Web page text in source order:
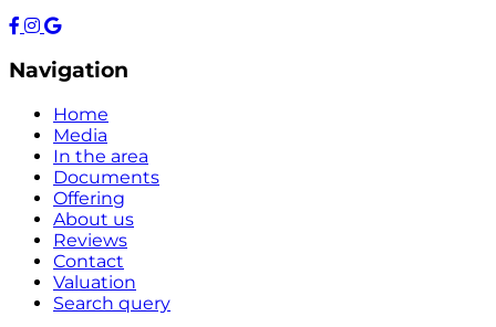
Navigation
Home
Media
In the area
Documents
Offering
About us
Reviews
Contact
Valuation
Search query